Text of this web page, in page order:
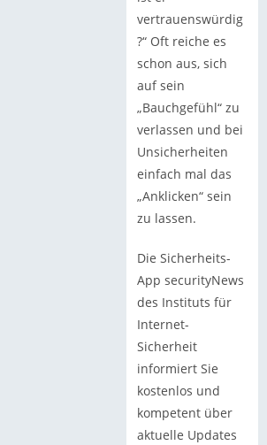
vertrauenswürdig
?“ Oft reiche es
schon aus, sich
auf sein
„Bauchgefühl“ zu
verlassen und bei
Unsicherheiten
einfach mal das
„Anklicken“ sein
zu lassen.
Die Sicherheits-
App securityNews
des Instituts für
Internet-
Sicherheit
informiert Sie
kostenlos und
kompetent über
aktuelle Updates